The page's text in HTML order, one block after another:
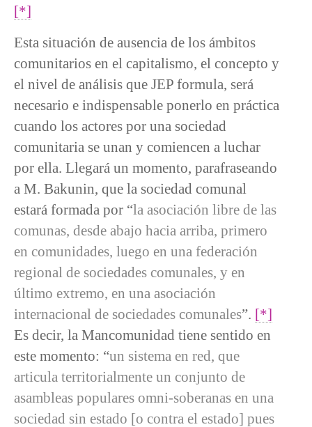
[*]
Esta situación de ausencia de los ámbitos
comunitarios en el capitalismo, el concepto y
el nivel de análisis que JEP formula, será
necesario e indispensable ponerlo en práctica
cuando los actores por una sociedad
comunitaria se unan y comiencen a luchar
por ella. Llegará un momento, parafraseando
a M. Bakunin, que la sociedad comunal
estará formada por “la asociación libre de las
comunas, desde abajo hacia arriba, primero
en comunidades, luego en una federación
regional de sociedades comunales, y en
último extremo, en una asociación
internacional de sociedades comunales”. [*]
Es decir, la Mancomunidad tiene sentido en
este momento: “un sistema en red, que
articula territorialmente un conjunto de
asambleas populares omni-soberanas en una
sociedad sin estado [o contra el estado] pues